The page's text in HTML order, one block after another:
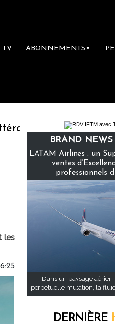
TV ABONNEMENTS ▼
première librairie du
les
BRAND
LATAM Airlines : un
ventes
professionnels
Dans un paysage
perpétuelle mutation, la
DERNIÈRE